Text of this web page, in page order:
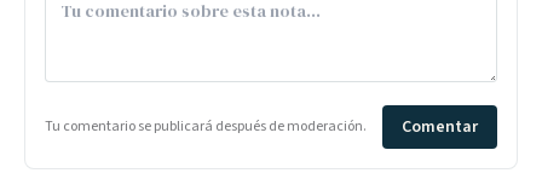
Tu comentario se publicará después de moderación. Comentar